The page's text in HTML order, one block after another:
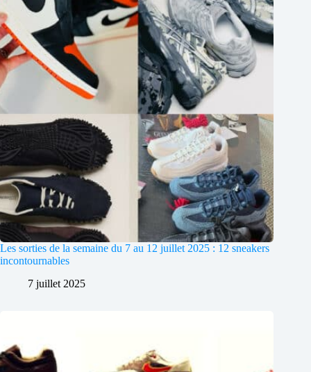
Les sorties de la semaine du 7 au 12 juillet 2025 : 12 sneakers
incontournables
7 juillet 2025